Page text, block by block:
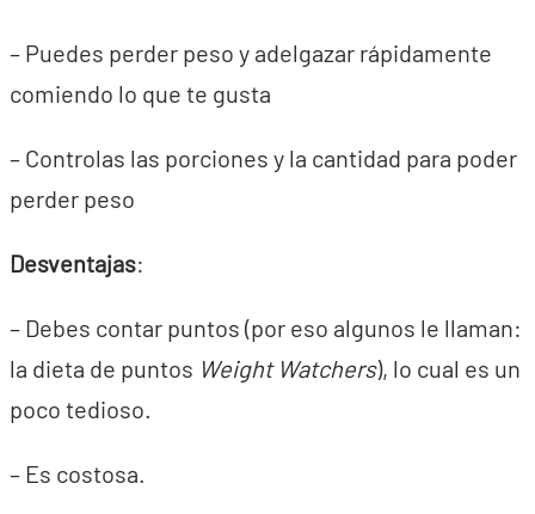
– Puedes perder peso y adelgazar rápidamente
comiendo lo que te gusta
– Controlas las porciones y la cantidad para poder
perder peso
Desventajas:
– Debes contar puntos (por eso algunos le llaman:
la dieta de puntos Weight Watchers), lo cual es un
poco tedioso.
– Es costosa.